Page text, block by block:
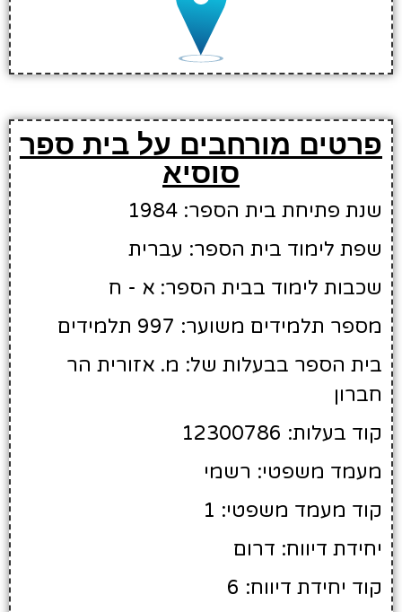
פרטים מורחבים על בית ספר
סוסיא
שנת פתיחת בית הספר: 1984
שפת לימוד בית הספר: עברית
שכבות לימוד בבית הספר: א - ח
מספר תלמידים משוער: 997 תלמידים
בית הספר בבעלות של: מ. אזורית הר
חברון
קוד בעלות: 12300786
מעמד משפטי: רשמי
קוד מעמד משפטי: 1
יחידת דיווח: דרום
קוד יחידת דיווח: 6